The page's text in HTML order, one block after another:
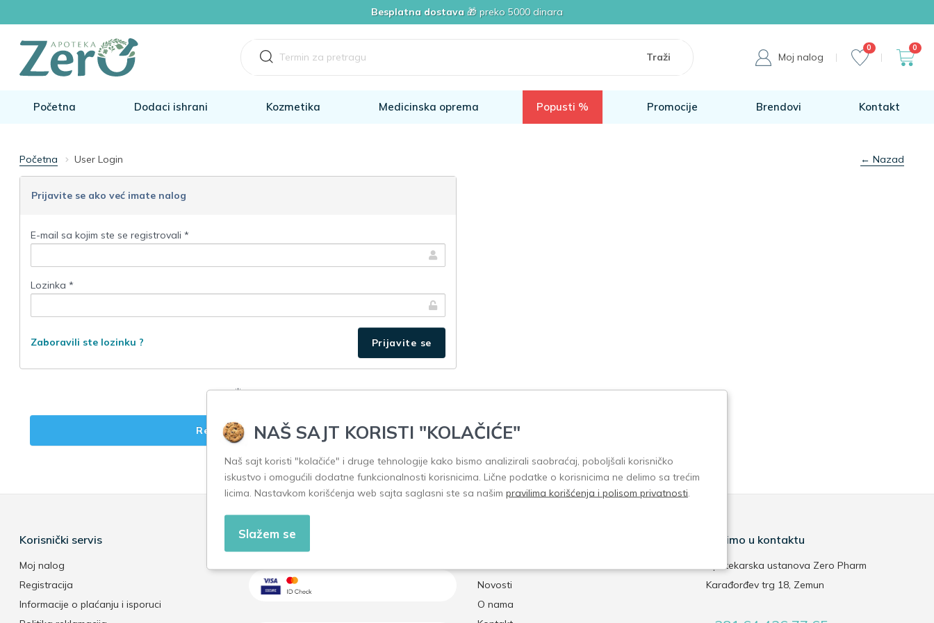
Besplatna dostava🎁 preko 5000 dinara
Moj nalog
0 0
Početna Dodaci ishrani Kozmetika Medicinska oprema Popusti % Promocije Brendovi Kontakt
Početna User Login ← Nazad
Prijavite se ako već imate nalog
E-mail sa kojim ste se registrovali *
Lozinka *
Zaboravili ste lozinku ?
ili
Registrujte nalog
Korisnički servis
Moj nalog
Registracija
Informacije o plaćanju i isporuci
Sigurnost plaćanja i isporuke
Novosti
O nama
Budimo u kontaktu
Apotekarska ustanova Zero Pharm
Karađorđev trg 18, Zemun
NAŠ SAJT KORISTI "KOLAČIĆE"
Naš sajt koristi "kolačiće" i druge tehnologije kako bismo analizirali saobraćaj, poboljšali korisničko
iskustvo i omogućili dodatne funkcionalnosti korisnicima. Lične podatke o korisnicima ne delimo sa trećim
licima. Nastavkom korišćenja web sajta saglasni ste sa našim pravilima korišćenja i polisom privatnosti
Slažem se